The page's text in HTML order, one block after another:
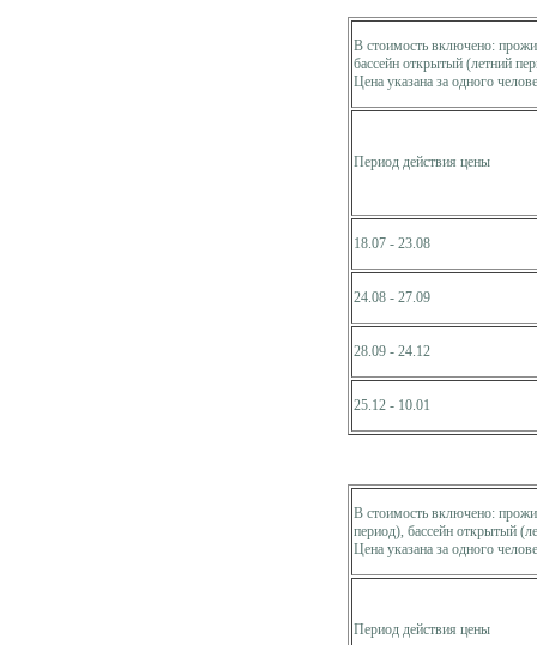
В стоимость включено:
бассейн открытый (летний
Цена указана за одного
Период действия цены
18.07 - 23.08
24.08 - 27.09
28.09 - 24.12
25.12 - 10.01
В стоимость включено:
период), бассейн открытый
Цена указана за одного
Период действия цены